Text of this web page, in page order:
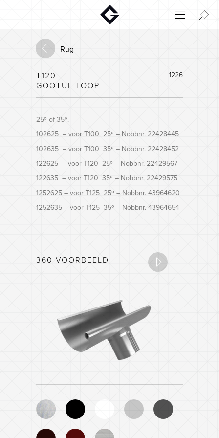
Aktuelt
Rug
T120
GOOTUITLOOP
1226
25º of 35º.
102625 – voor T100 25º – Nobbnr. 22428445
102635 – voor T100 35º – Nobbnr. 22428452
122625 – voor T120 25º – Nobbnr. 22429567
122635 – voor T120 35º – Nobbnr. 22429575
1252625 – voor T125 25º – Nobbnr. 43964620
1252635 – voor T125 35º – Nobbnr. 43964654
360 VOORBEELD